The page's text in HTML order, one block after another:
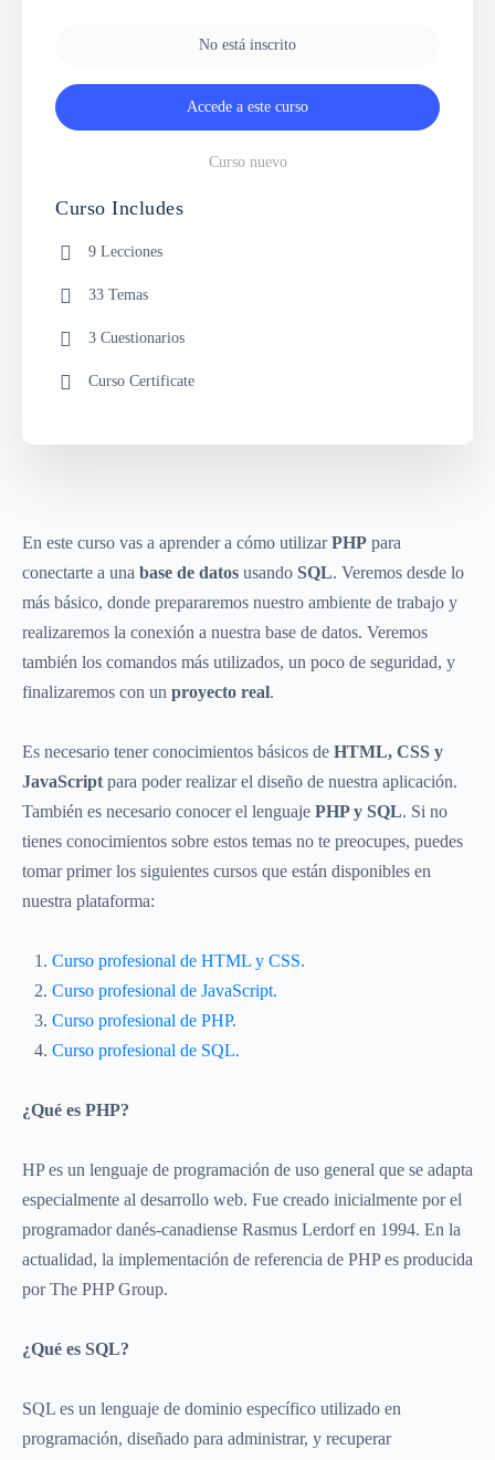
En este curso vas a aprender a cómo utilizarPHP para
conectarte a una base de datos usando SQL. Veremos desde lo
más básico, donde prepararemos nuestro ambiente de trabajo y
realizaremos la conexión a nuestra base de datos. Veremos
también los comandos más utilizados, un poco de seguridad, y
finalizaremos con un proyecto real.
Es necesario tener conocimientos básicos de HTML, CSS y
JavaScript para poder realizar el diseño de nuestra aplicación.
También es necesario conocer el lenguaje PHP y SQL. Si no
tienes conocimientos sobre estos temas no te preocupes, puedes
tomar primer los siguientes cursos que están disponibles en
nuestra plataforma:
Curso profesional de HTML y CSS.
Curso profesional de JavaScript.
Curso profesional de PHP.
Curso profesional de SQL.
¿Qué es PHP?
HP es un lenguaje de programación de uso general que se adapta
especialmente al desarrollo web.​ Fue creado inicialmente por el
programador danés-canadiense Rasmus Lerdorf en 1994.​ En la
actualidad, la implementación de referencia de PHP es producida
por The PHP Group.​
¿Qué es SQL?
SQL es un lenguaje de dominio específico utilizado en
programación, diseñado para administrar, y recuperar
No está inscrito
Accede a este curso
Curso nuevo
Curso Includes
9 Lecciones
33 Temas
3 Cuestionarios
Curso Certificate